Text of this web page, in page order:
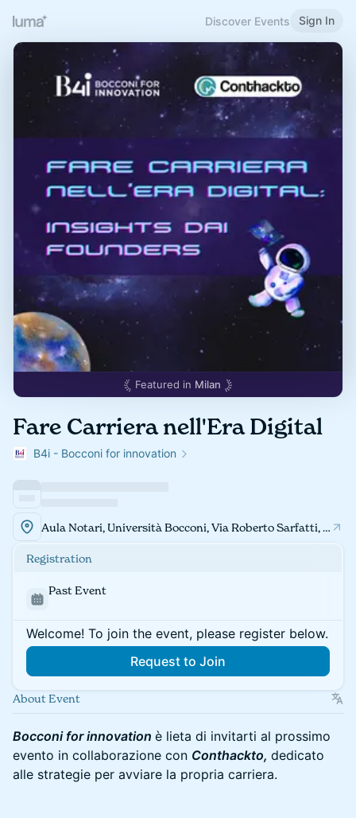
Discover Events Sign In
Featured in Milan
Fare Carriera nell'Era Digital
B4i - Bocconi for innovation
Aula Notari, Università Bocconi, Via Roberto Sarfatti, 25, 20136 Milano MI
Registration
Past Event
Welcome! To join the event, please register below.
Request to Join
About Event
Bocconi for innovation è lieta di invitarti al prossimo
evento in collaborazione con Conthackto, dedicato
alle strategie per avviare la propria carriera.